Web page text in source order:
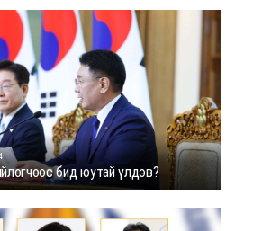
бид юутай үлдэв?